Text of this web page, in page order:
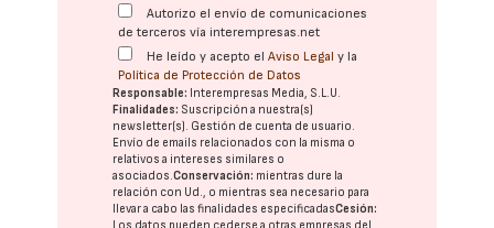
Autorizo el envío de comunicaciones
de terceros vía interempresas.net
He leído y acepto elAviso Legal y la
Política de Protección de Datos
Responsable: Interempresas Media, S.L.U.
Finalidades: Suscripción a nuestra(s)
newsletter(s). Gestión de cuenta de usuario.
Envío de emails relacionados con la misma o
relativos a intereses similares o
asociados.Conservación: mientras dure la
relación con Ud., o mientras sea necesario para
llevar a cabo las finalidades especificadasCesión: